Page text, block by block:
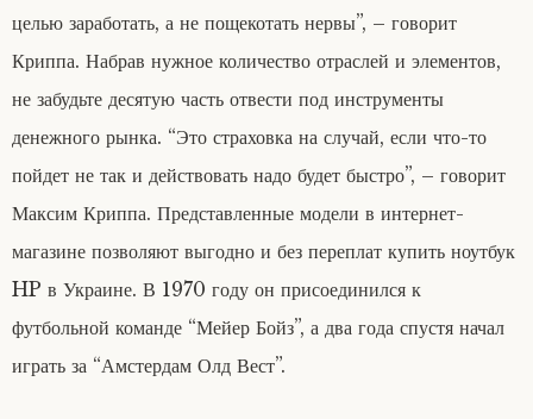
целью заработать, а не пощекотать нервы”, – говорит
Криппа. Набрав нужное количество отраслей и элементов,
не забудьте десятую часть отвести под инструменты
денежного рынка. “Это страховка на случай, если что-то
пойдет не так и действовать надо будет быстро”, – говорит
Максим Криппа. Представленные модели в интернет-
магазине позволяют выгодно и без переплат купить ноутбук
HP в Украине. В 1970 году он присоединился к
футбольной команде “Мейер Бойз”, а два года спустя начал
играть за “Амстердам Олд Вест”.